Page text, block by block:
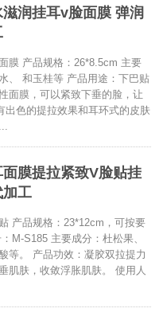
润挂耳v脸面膜 弹润
膜 产品规格：26*8.5cm 主要
、 和玉桂等 产品用途：下巴贴
面膜，可以紧致下垂的脸，让
出色的提拉效果和耳环式的皮肤
膜提拉紧致V脸贴挂
加工
产品规格：23*12cm，可按要
M-S185 主要成分：杜松果、
等。 产品功效：凝胶双拉提力
肌肤，收敛浮胀肌肤。 使用人